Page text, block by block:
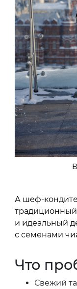
А шеф-
и идеальный
с семенами
Что
Свежий